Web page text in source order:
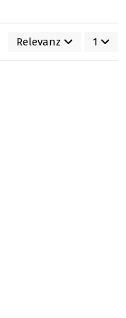
Relevanz 1